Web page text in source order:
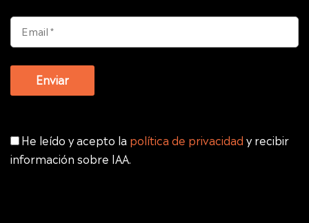
He leído y acepto la política de privacidad y recibir
información sobre IAA.